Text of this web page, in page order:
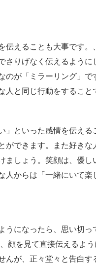
伝えることも大事です
さりげなく伝えるよう
のが「ミラーリング」
人と同じ行動をするこ
」といった感情を伝え
ができます。また好き
ましょう。笑顔は、優
人からは「一緒にいて楽
うになったら、思い切っ
顔を見て直接伝えるよ
んが、正々堂々と告白